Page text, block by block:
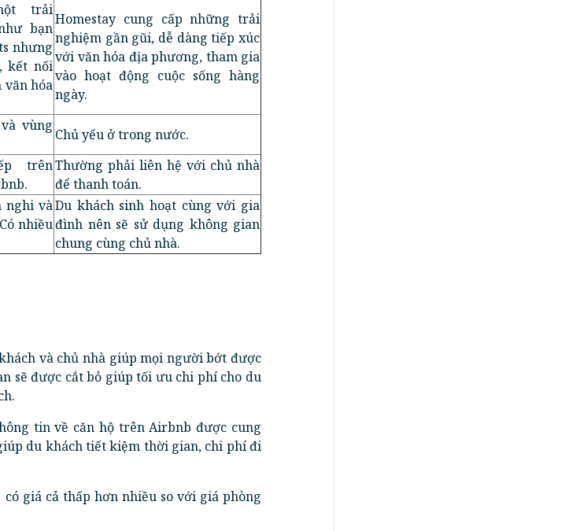
trải
bạn
nhưng
kết nối
hóa
Homestay cung cấp những trải
nghiệm gần gũi, dễ dàng tiếp xúc
với văn hóa địa phương, tham gia
vào hoạt động cuộc sống hàng
ngày.
vùng
Chủ yếu ở trong nước.
trênThường phải liên hệ với chủ nhà
để thanh toán.
nghi và
nhiều
Du khách sinh hoạt cùng với gia
đình nên sẽ sử dụng không gian
chung cùng chủ nhà.
và chủ nhà giúp mọi người bớt được
sẽ được cắt bỏ giúp tối ưu chi phí cho du
tin về căn hộ trên Airbnb được cung
du khách tiết kiệm thời gian, chi phí đi
giá cả thấp hơn nhiều so với giá phòng